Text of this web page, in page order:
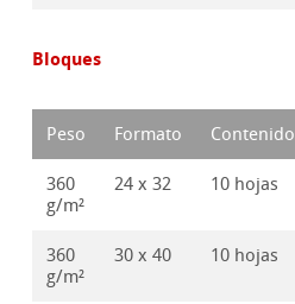
Bloques
Peso Formato Contenido
360
g/m²
24 x 32 10 hojas
360
g/m²
30 x 40 10 hojas